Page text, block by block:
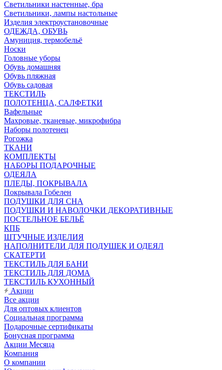
Светильники настенные, бра
Светильники, лампы настольные
Изделия электроустановочные
ОДЕЖДА, ОБУВЬ
Амуниция, термобельё
Носки
Головные уборы
Обувь домашняя
Обувь пляжная
Обувь садовая
ТЕКСТИЛЬ
ПОЛОТЕНЦА, САЛФЕТКИ
Вафельные
Махровые, тканевые, микрофибра
Наборы полотенец
Рогожка
ТКАНИ
КОМПЛЕКТЫ
НАБОРЫ ПОДАРОЧНЫЕ
ОДЕЯЛА
ПЛЕДЫ, ПОКРЫВАЛА
Покрывала Гобелен
ПОДУШКИ ДЛЯ СНА
ПОДУШКИ И НАВОЛОЧКИ ДЕКОРАТИВНЫЕ
ПОСТЕЛЬНОЕ БЕЛЬЁ
КПБ
ШТУЧНЫЕ ИЗДЕЛИЯ
НАПОЛНИТЕЛИ ДЛЯ ПОДУШЕК И ОДЕЯЛ
СКАТЕРТИ
ТЕКСТИЛЬ ДЛЯ БАНИ
ТЕКСТИЛЬ ДЛЯ ДОМА
ТЕКСТИЛЬ КУХОННЫЙ
Акции
Все акции
Для оптовых клиентов
Социальная программа
Подарочные сертификаты
Бонусная программа
Акции Месяца
Компания
О компании